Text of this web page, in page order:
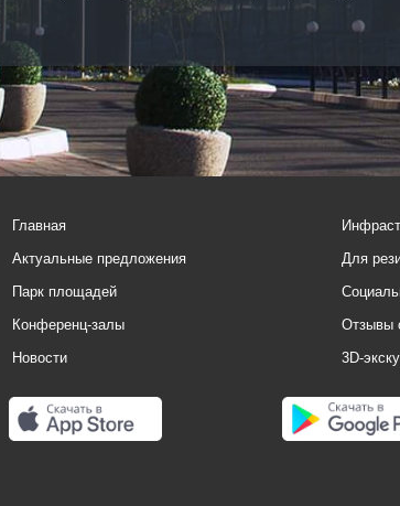
Главная
Актуальные предложения
Парк площадей
Конференц-залы
Новости
Для
Отзывы
3D-